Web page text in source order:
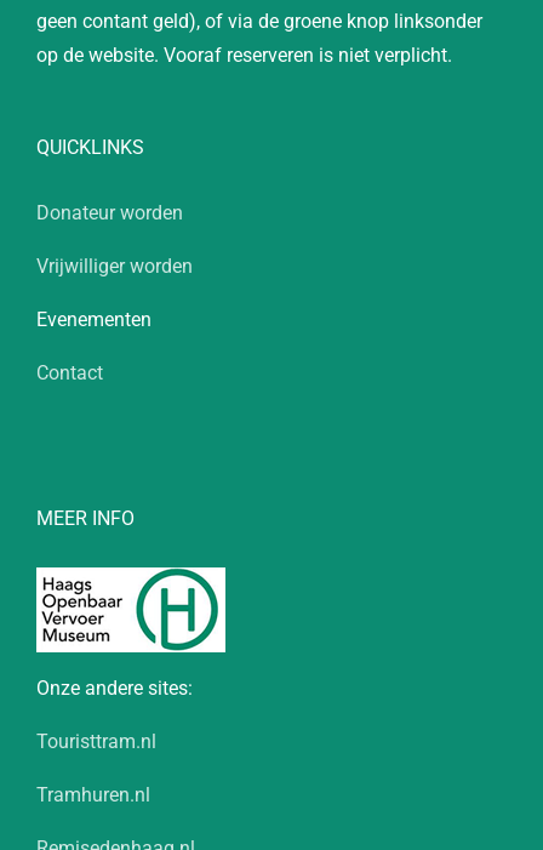
geen contant geld), of via de groene knop linksonder
op de website. Vooraf reserveren is niet verplicht.
QUICKLINKS
Donateur worden
Vrijwilliger worden
Evenementen
Contact
MEER INFO
Onze andere sites:
Touristtram.nl
Tramhuren.nl